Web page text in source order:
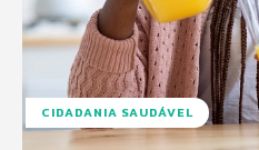
CIDADANIA SAUDÁVEL